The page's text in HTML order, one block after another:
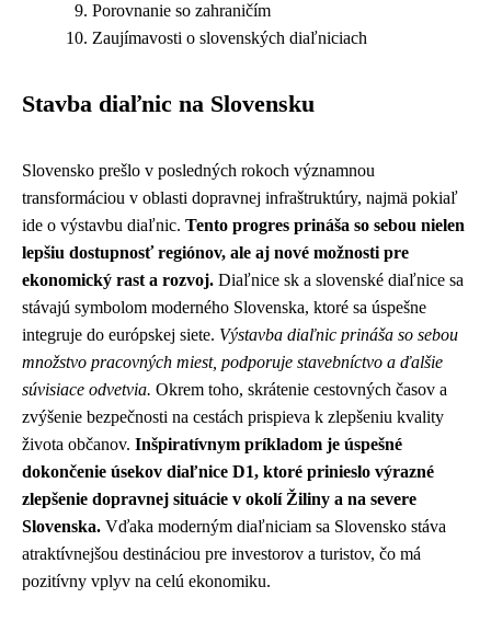
Porovnanie so zahraničím
Zaujímavosti o slovenských diaľniciach
Stavba diaľnic na Slovensku
Slovensko prešlo v posledných rokoch významnou
transformáciou v oblasti dopravnej infraštruktúry, najmä pokiaľ
ide o výstavbu diaľnic. Tento progres prináša so sebou nielen
lepšiu dostupnosť regiónov, ale aj nové možnosti pre
ekonomický rast a rozvoj. Diaľnice sk a slovenské diaľnice sa
stávajú symbolom moderného Slovenska, ktoré sa úspešne
integruje do európskej siete. Výstavba diaľnic prináša so sebou
množstvo pracovných miest, podporuje stavebníctvo a ďalšie
súvisiace odvetvia. Okrem toho, skrátenie cestovných časov a
zvýšenie bezpečnosti na cestách prispieva k zlepšeniu kvality
života občanov. Inšpiratívnym príkladom je úspešné
dokončenie úsekov diaľnice D1, ktoré prinieslo výrazné
zlepšenie dopravnej situácie v okolí Žiliny a na severe
Slovenska. Vďaka moderným diaľniciam sa Slovensko stáva
atraktívnejšou destináciou pre investorov a turistov, čo má
pozitívny vplyv na celú ekonomiku.